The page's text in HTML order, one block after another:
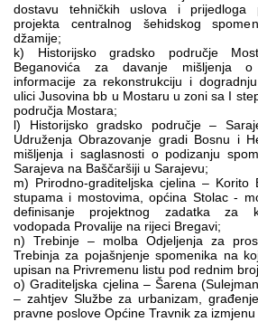
dostavu tehničkih uslova i prijedloga
projekta centralnog šehidskog
džamije;
k) Historijsko gradsko područje
Beganovića za davanje mišljenja o
informacije za rekonstrukciju i
ulici Jusovina bb u Mostaru u zoni sa I
područja Mostara;
l) Historijsko gradsko područje –
Udruženja Obrazovanje gradi Bosnu i
mišljenja i saglasnosti o podizanju
Sarajeva na Baščaršiji u Sarajevu;
m) Prirodno-graditeljska cjelina – Korito
stupama i mostovima, općina Stolac -
definisanje projektnog zadatka za
vodopada Provalije na rijeci Bregavi;
n) Trebinje – molba Odjeljenja za
Trebinja za pojašnjenje spomenika na
upisan na Privremenu listu pod rednim
o) Graditeljska cjelina – Šarena
– zahtjev Službe za urbanizam,
pravne poslove Općine Travnik za izmjenu